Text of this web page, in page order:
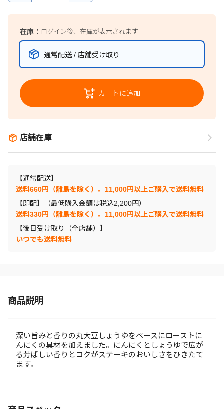
在庫： ログイン後、在庫が表示されます
通常配送 / 店舗受け取り
カートに追加
店舗在庫
【通常配送】
送料660円（離島を除く）。11,000円以上ご購入で送料無料
【即配】（最低購入金額は税込2,200円）
送料330円（離島を除く）。11,000円以上ご購入で送料無料
【後日受け取り（全店舗）】
いつでも送料無料
商品説明
深い旨みと香りの丸大豆しょうゆをベースにローストに
んにくの具材を加えました。にんにくとしょうゆで広が
る芳ばしい香りとコクがステーキのおいしさをひきたて
ます。